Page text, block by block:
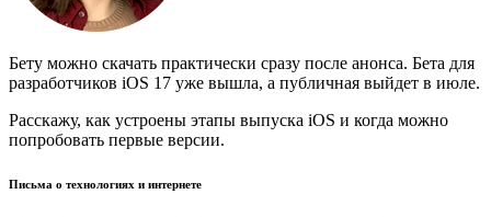
Бету можно скачать практически сразу после анонса. Бета для
разработчиков iOS 17 уже вышла, а публичная выйдет в июле.
Расскажу, как устроены этапы выпуска iOS и когда можно
попробовать первые версии.
Письма о технологиях и интернете